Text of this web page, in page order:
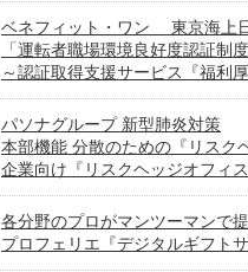
ベネフィット・ワン 東京海上
「運転者職場環境良好度認証制
～認証取得支援サービス『福利
パソナグループ 新型肺炎対策
本部機能 分散のための『リスク
企業向け『リスクヘッジオフィ
各分野のプロがマンツーマンで
プロフェリエ『デジタルギフト